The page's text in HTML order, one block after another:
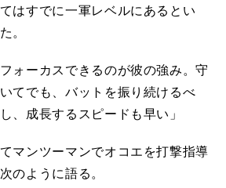
はすでに一軍レベルにあるとい
。
ォーカスできるのが彼の強み。守
てでも、バットを振り続けるべ
、成長するスピードも早い」
マンツーマンでオコエを打撃指導
のように語る。